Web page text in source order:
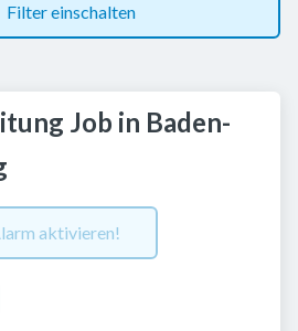
Filter einschalten
Job in Baden-
aktivieren!